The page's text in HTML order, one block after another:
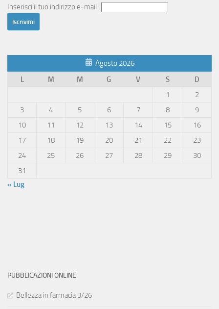
Inserisci il tuo indirizzo e-mail :
Agosto 2026
L
M M G V S
D
1
2
3
4 5 6 7 8
9
10
11 12 13 14 15
16
17
18 19 20 21 22
23
24
25 26 27 28 29
30
31
« Lug
PUBBLICAZIONI ONLINE
Bellezza in farmacia 3/26